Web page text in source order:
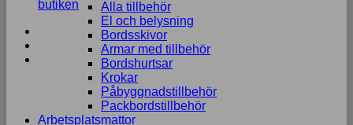
butiken
Alla tillbehör
El och belysning
Bordsskivor
Armar med tillbehör
Bordshurtsar
Krokar
Påbyggnadstillbehör
Packbordstillbehör
Arbetsplatsmattor